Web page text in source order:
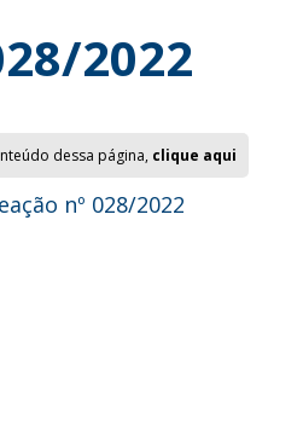
2022
dessa página, clique aqui
nº 028/2022